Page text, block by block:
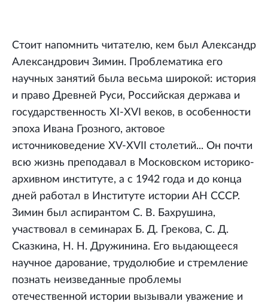
Стоит напомнить читателю, кем был Александр
Александрович Зимин. Проблематика его
научных занятий была весьма широкой: история
и право Древней Руси, Российская держава и
государственность XI-XVI веков, в особенности
эпоха Ивана Грозного, актовое
источниковедение XV-XVII столетий... Он почти
всю жизнь преподавал в Московском историко-
архивном институте, а с 1942 года и до конца
дней работал в Институте истории АН СССР.
Зимин был аспирантом С. В. Бахрушина,
участвовал в семинарах Б. Д. Грекова, С. Д.
Сказкина, Н. Н. Дружинина. Его выдающееся
научное дарование, трудолюбие и стремление
познать неизведанные проблемы
отечественной истории вызывали уважение и